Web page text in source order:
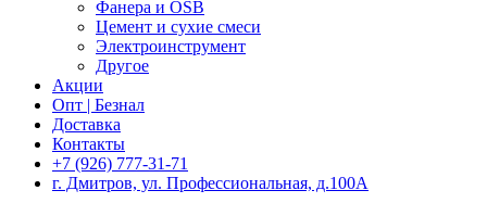
Фанера и OSB
Цемент и сухие смеси
Электроинструмент
Другое
Акции
Опт | Безнал
Доставка
Контакты
+7 (926) 777-31-71
г. Дмитров, ул. Профессиональная, д.100А